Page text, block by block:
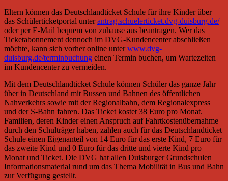
Eltern können das Deutschlandticket Schule für ihre Kinder über
das Schülerticketportal unterantrag.schuelerticket.dvg-duisburg.de/
oder per E-Mail bequem von zuhause aus beantragen. Wer das
Ticketabonnement dennoch im DVG-Kundencenter abschließen
möchte, kann sich vorher online unterwww.dvg-
duisburg.de/terminbuchung einen Termin buchen, um Wartezeiten
im Kundencenter zu vermeiden.
Mit dem Deutschlandticket Schule können Schüler das ganze Jahr
über in Deutschland mit Bussen und Bahnen des öffentlichen
Nahverkehrs sowie mit der Regionalbahn, dem Regionalexpress
und der S-Bahn fahren. Das Ticket kostet 38 Euro pro Monat.
Familien, deren Kinder einen Anspruch auf Fahrtkostenübernahme
durch den Schulträger haben, zahlen auch für das Deutschlandticket
Schule einen Eigenanteil von 14 Euro für das erste Kind, 7 Euro für
das zweite Kind und 0 Euro für das dritte und vierte Kind pro
Monat und Ticket. Die DVG hat allen Duisburger Grundschulen
Informationsmaterial rund um das Thema Mobilität in Bus und Bahn
zur Verfügung gestellt.